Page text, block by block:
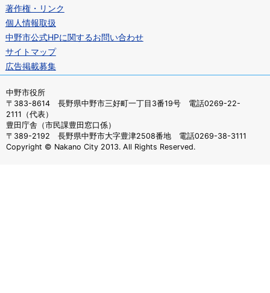
著作権・リンク
個人情報取扱
中野市公式HPに関するお問い合わせ
サイトマップ
広告掲載募集
中野市役所
〒383-8614 長野県中野市三好町一丁目3番19号 電話0269-22-
2111（代表）
豊田庁舎（市民課豊田窓口係）
〒389-2192 長野県中野市大字豊津2508番地 電話0269-38-3111
Copyright © Nakano City 2013. All Rights Reserved.